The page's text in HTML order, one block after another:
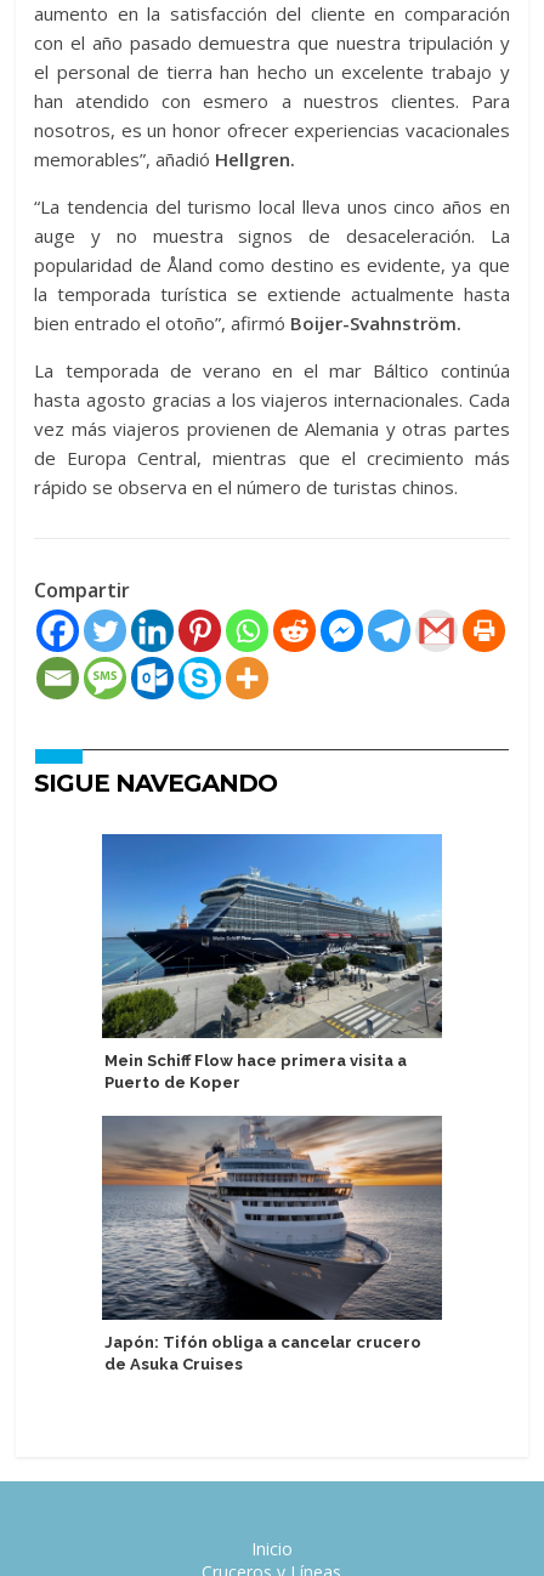
aumento en la satisfacción del cliente en comparación
con el año pasado demuestra que nuestra tripulación y
el personal de tierra han hecho un excelente trabajo y
han atendido con esmero a nuestros clientes. Para
nosotros, es un honor ofrecer experiencias vacacionales
memorables”, añadió Hellgren.
“La tendencia del turismo local lleva unos cinco años en
auge y no muestra signos de desaceleración. La
popularidad de Åland como destino es evidente, ya que
la temporada turística se extiende actualmente hasta
bien entrado el otoño”, afirmó Boijer-Svahnström.
La temporada de verano en el mar Báltico continúa
hasta agosto gracias a los viajeros internacionales. Cada
vez más viajeros provienen de Alemania y otras partes
de Europa Central, mientras que el crecimiento más
rápido se observa en el número de turistas chinos.
Compartir
SIGUE NAVEGANDO
Mein Schiff Flow hace primera visita a
Puerto de Koper
Japón: Tifón obliga a cancelar crucero
de Asuka Cruises
Inicio